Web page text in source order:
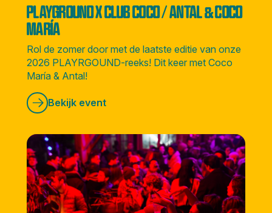
PLAYGROUND X CLUB COCO / ANTAL & COCO
MARÍA
Rol de zomer door met de laatste editie van onze
2026 PLAYRGOUND-reeks! Dit keer met Coco
María & Antal!
Bekijk event